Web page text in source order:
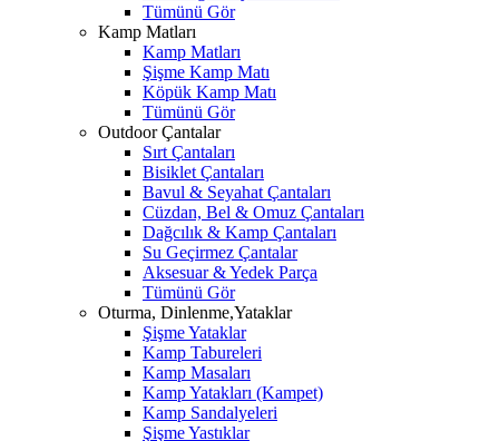
Tümünü Gör
Kamp Matları
Kamp Matları
Şişme Kamp Matı
Köpük Kamp Matı
Tümünü Gör
Outdoor Çantalar
Sırt Çantaları
Bisiklet Çantaları
Bavul & Seyahat Çantaları
Cüzdan, Bel & Omuz Çantaları
Dağcılık & Kamp Çantaları
Su Geçirmez Çantalar
Aksesuar & Yedek Parça
Tümünü Gör
Oturma, Dinlenme,Yataklar
Şişme Yataklar
Kamp Tabureleri
Kamp Masaları
Kamp Yatakları (Kampet)
Kamp Sandalyeleri
Şişme Yastıklar